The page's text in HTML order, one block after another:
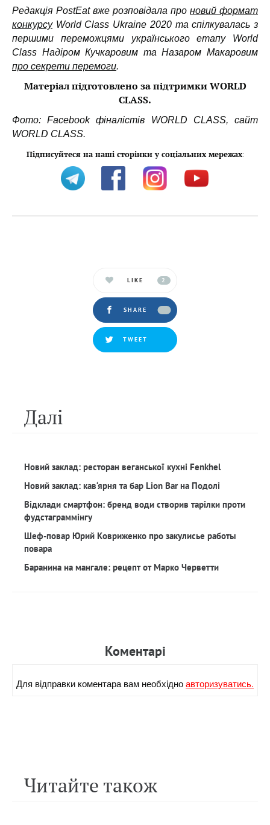
Редакція PostEat вже розповідала про новий формат
конкурсуWorld Class Ukraine 2020 та спілкувалась з
першими переможцями українського етапу World
Class Надіром Кучкаровим та Назаром Макаровим
про секрети перемоги.
Матеріал підготовлено за підтримки WORLD
CLASS.
Фото:Facebookфіналістів WORLD CLASS, сайт
WORLD CLASS.
Підписуйтеся на наші сторінки у соціальних мережах:
LIKE 2
SHARE
TWEET
Далi
Новий заклад: ресторан веганської кухні Fenkhel
Новий заклад: кав‘ярня та бар Lion Bar на Подолі
Відклади смартфон: бренд води створив тарілки проти
фудстаграммінгу
Шеф-повар Юрий Ковриженко про закулисье работы
повара
Баранина на мангале: рецепт от Марко Черветти
Коментарi
Для вiдправки коментара вам необхiдноавторизуватись.
Читайте також